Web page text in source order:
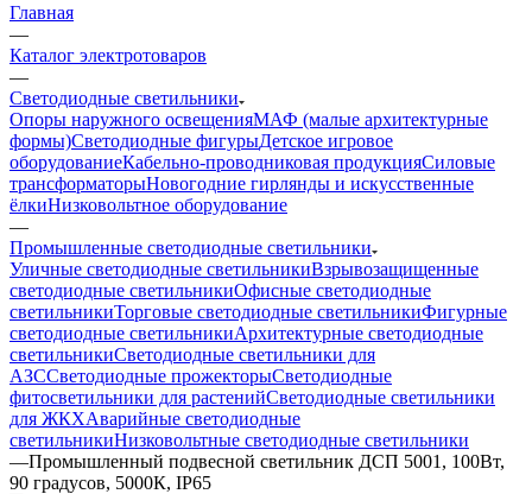
Главная
—
Каталог электротоваров
—
Светодиодные светильники
Опоры наружного освещенияМАФ (малые архитектурные
формы)Светодиодные фигурыДетское игровое
оборудованиеКабельно-проводниковая продукцияСиловые
трансформаторыНовогодние гирлянды и искусственные
ёлкиНизковольтное оборудование
—
Промышленные светодиодные светильники
Уличные светодиодные светильникиВзрывозащищенные
светодиодные светильникиОфисные светодиодные
светильникиТорговые светодиодные светильникиФигурные
светодиодные светильникиАрхитектурные светодиодные
светильникиСветодиодные светильники для
АЗССветодиодные прожекторыСветодиодные
фитосветильники для растенийСветодиодные светильники
для ЖКХАварийные светодиодные
светильникиНизковольтные светодиодные светильники
—Промышленный подвесной светильник ДСП 5001, 100Вт,
90 градусов, 5000К, IP65